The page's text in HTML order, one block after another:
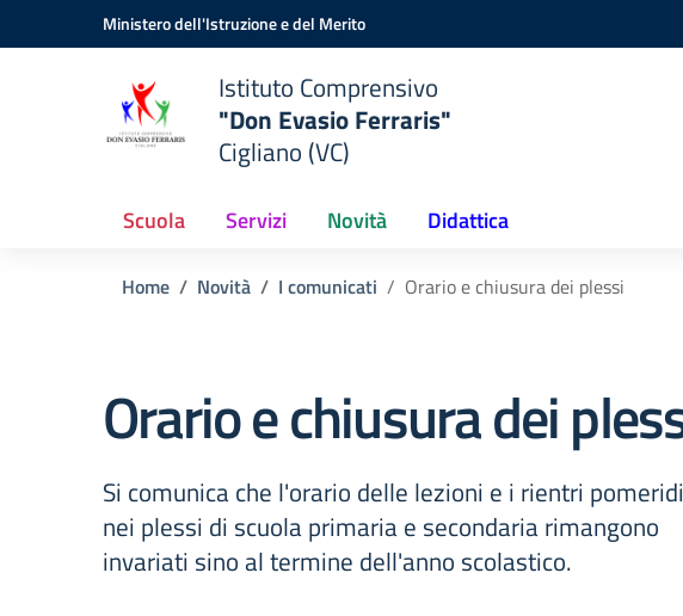
Vai ai contenuti
Vai al menu di navigazioneMinistero dell'Istruzione e del Merito
Istituto Comprensivo
"Don Evasio Ferraris"
Cigliano (VC)
Scuola Servizi Novità Didattica
Home Novità I comunicati Orario e chiusura dei plessi
Orario e chiusura dei
Si comunica che l'orario delle lezioni e i rientri
nei plessi di scuola primaria e secondaria rimangono
invariati sino al termine dell'anno scolastico.